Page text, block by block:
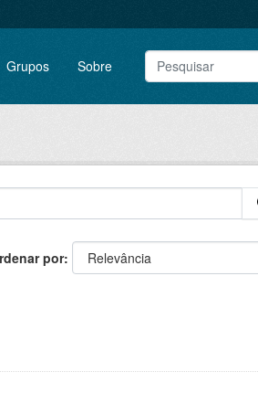
Grupos Sobre
por